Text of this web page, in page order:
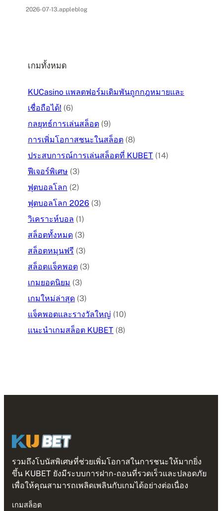
2026-07-13.appleblog
เกมทั้งหมด
KUCasino แพลตฟอร์มเดิมพันถูกกฎหมายและ
เชื่อถือได้! (6)
กลยุทธ์การเล่นสล็อต (9)
การเพิ่มโอกาสชนะในสล็อต (8)
ประสบการณ์การเล่นสล็อตที่ KUBET (14)
ฟีเจอร์พิเศษ (3)
ฟุตบอลโลก (2)
ฟุตบอลโลก 2026 (3)
วิเคราะห์บอล (1)
สล็อตทั้งหมด (3)
สล็อตหมุนฟรี (3)
สล็อตแจ็คพอต (3)
เกมยอดนิยม (3)
เกมใหม่ล่าสุด (3)
แจ็คพอตและรางวัลใหญ่ (10)
แนะนำเกมสล็อต KUBET (8)
รวมถึงโบนัสพิเศษที่ช่วยเพิ่มโอกาสในการชนะให้มากยิ่ง
ขึ้น KUBET ยังมีระบบการฝาก-ถอนที่รวดเร็วและปลอดภัย
เพื่อให้คุณสามารถเพลิดเพลินกับเกมได้อย่างต่อเนื่อง
เกมสล็อต